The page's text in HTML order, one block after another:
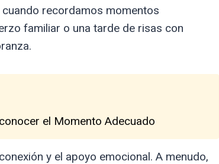
recordamos momentos
familiar o una tarde de risas con
el Momento Adecuado
y el apoyo emocional. A menudo,